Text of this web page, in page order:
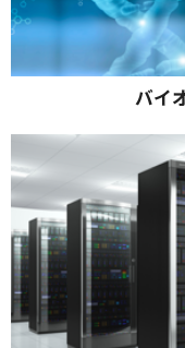
バイ